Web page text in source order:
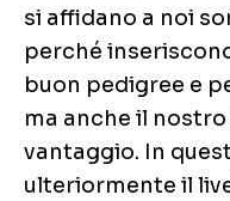
si affidano a noi
perché
buon pedigree e
ma anche il
vantaggio. In
ulteriormente il